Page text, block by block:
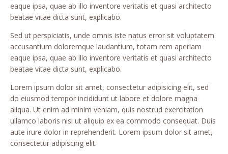
eaque ipsa, quae ab illo inventore veritatis et quasi architecto
beatae vitae dicta sunt, explicabo.
Sed ut perspiciatis, unde omnis iste natus error sit voluptatem
accusantium doloremque laudantium, totam rem aperiam
eaque ipsa, quae ab illo inventore veritatis et quasi architecto
beatae vitae dicta sunt, explicabo.
Lorem ipsum dolor sit amet, consectetur adipisicing elit, sed
do eiusmod tempor incididunt ut labore et dolore magna
aliqua. Ut enim ad minim veniam, quis nostrud exercitation
ullamco laboris nisi ut aliquip ex ea commodo consequat. Duis
aute irure dolor in reprehenderit. Lorem ipsum dolor sit amet,
consectetur adipiscing elit.